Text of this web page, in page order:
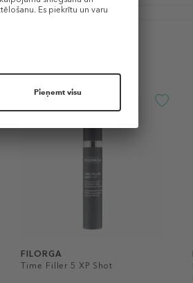
FILORGA
Time Filler 5 XP Shot